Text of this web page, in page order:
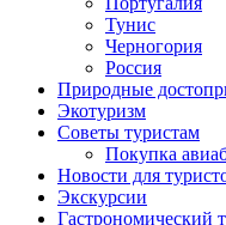
Тунис
Черногория
Россия
Природные
Экотуризм
Советы туристам
Покупка
Новости для
Экскурсии
Гастрономический